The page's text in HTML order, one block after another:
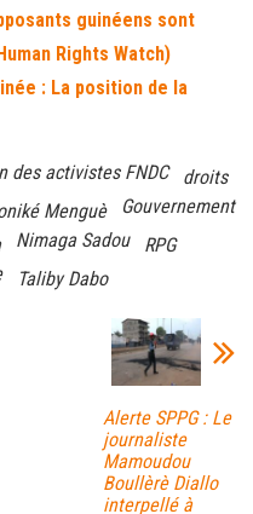
guinéens sont
Rights Watch)
: La position de la
des activistes FNDC
droits
Menguè
Gouvernement
Nimaga Sadou
RPG
Taliby Dabo
Alerte SPPG : Le
journaliste
Mamoudou
Boullèrè Diallo
interpellé à